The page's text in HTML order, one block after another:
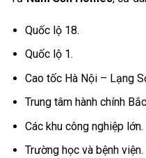
Quốc lộ 18.
Quốc lộ 1.
Cao tốc Hà Nội – Lạng
Trung tâm hành chính
Các khu công nghiệp lớn.
Trường học và bệnh viện.